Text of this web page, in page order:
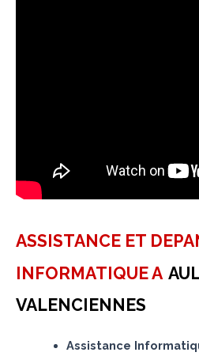
ASSISTANCE ET
INFORMATIQUE A
VALENCIENNES
Assistance